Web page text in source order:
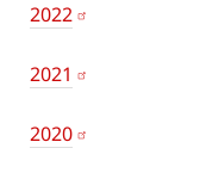
2022
2021
2020